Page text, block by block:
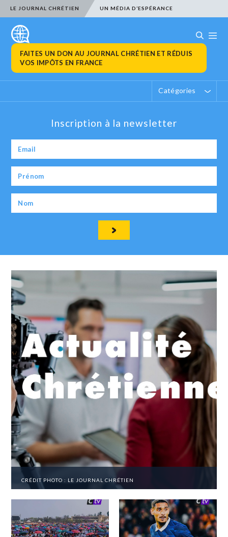
LE JOURNAL CHRÉTIEN UN MÉDIA D’ESPÉRANCE
FAITES UN DON AU JOURNAL CHRÉTIEN ET RÉDUIS
VOS IMPÔTS EN FRANCE
Catégories
Inscription à la newsletter
CRÉDIT PHOTO : LE JOURNAL CHRÉTIEN